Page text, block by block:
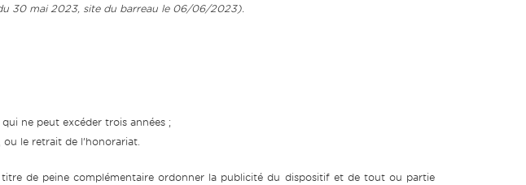
30 mai 2023, site du barreau le 06/06/2023).
ne peut excéder trois années ;
le retrait de l’honorariat.
de peine complémentaire ordonner la publicité du dispositif et de tout ou partie